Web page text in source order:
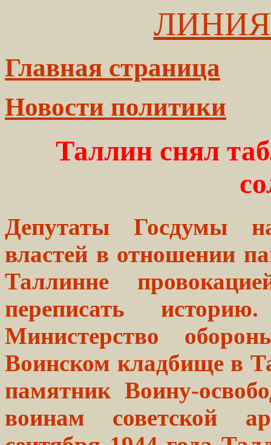
Главная страница
Новости политики
Таллин снял
Депутаты Госдумы
властей в отношении
Таллинне
переписать
Министерство
Воинском кладбище в
памятник Воину-
воинам советской